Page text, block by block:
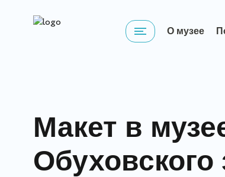
О музее
Макет в
Обуховского